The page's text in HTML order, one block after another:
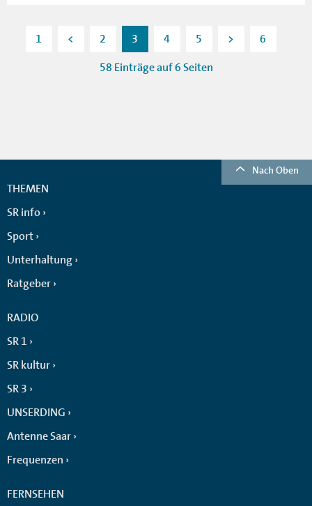
1 < 2 3 4 5 > 6
58 Einträge auf 6 Seiten
Nach Oben
THEMEN
SR info
Sport
Unterhaltung
Ratgeber
RADIO
SR 1
SR kultur
SR 3
UNSERDING
Antenne Saar
Frequenzen
FERNSEHEN